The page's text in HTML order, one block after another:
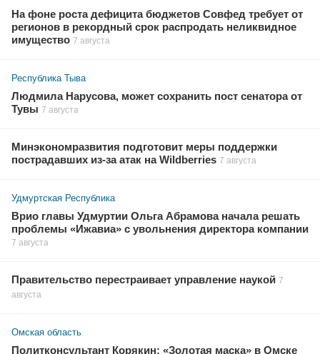
На фоне роста дефицита бюджетов Совфед требует от
регионов в рекордный срок распродать неликвидное
имущество 7 августа
Республика Тыва
Людмила Нарусова, может сохранить пост сенатора от
Тувы 7 августа
Минэкономразвития подготовит меры поддержки
пострадавших из-за атак на Wildberries 7 августа
Удмуртская Республика
Врио главы Удмуртии Ольга Абрамова начала решать
проблемы «Ижавиа» с увольнения директора компании
7 августа
Правительство перестраивает управление наукой 7
августа
Омская область
Политконсультант Корякин: «Золотая маска» в Омске